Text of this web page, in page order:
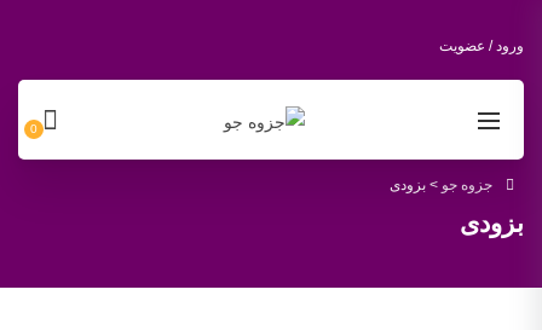
ورود / عضویت
0
جزوه جو > بزودی
بزودی